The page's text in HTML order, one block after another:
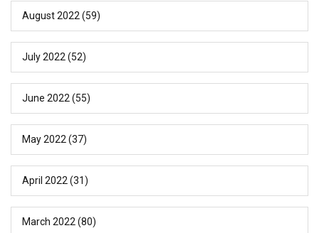
August 2022 (59)
July 2022 (52)
June 2022 (55)
May 2022 (37)
April 2022 (31)
March 2022 (80)